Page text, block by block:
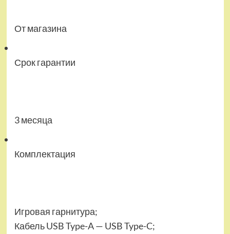
От магазина
Срок гарантии
3 месяца
Комплектация
Игровая гарнитура;
Кабель USB Type-A — USB Type-C;